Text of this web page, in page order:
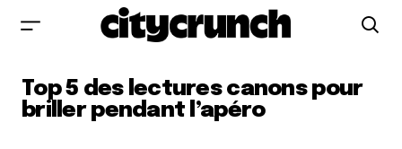
Top 5 des lectures canons pour
briller pendant l’apéro